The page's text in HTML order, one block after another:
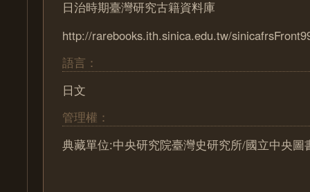
日治時期臺灣研究古籍資料庫
http://rarebooks.ith.sinica.edu.tw/
語言：
日文
管理權：
典藏單位:中央研究院臺灣史研究所/國立中央圖